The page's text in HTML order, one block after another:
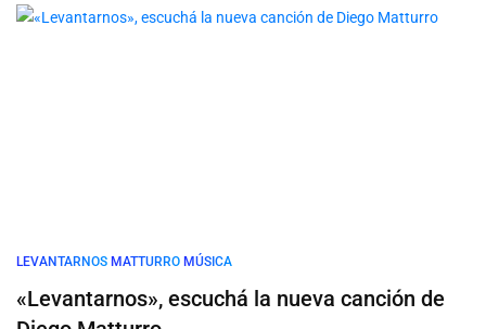
LEVANTARNOS MATTURRO MÚSICA
«Levantarnos», escuchá la nueva canción de